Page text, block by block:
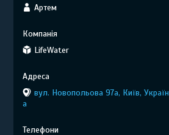
Артем
LifeWater
вул. Новопольова 97а, Київ, Україн
а